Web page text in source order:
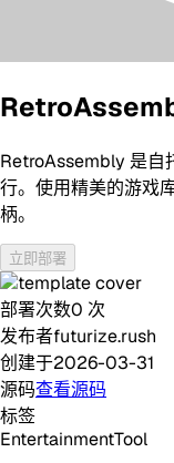
RetroAssembly 是自
行。使用精美的游戏
柄。
立即部署
部署次数0 次
发布者futurize.rush
创建于2026-03-31
源码查看源码
标签
EntertainmentTool